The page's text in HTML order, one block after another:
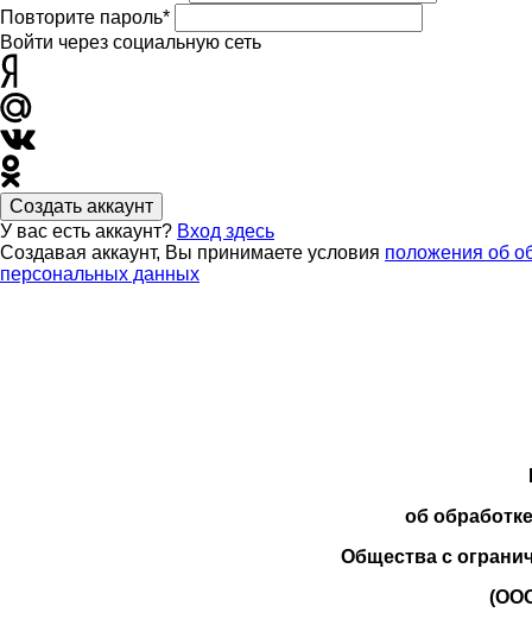
Повторите пароль*
Войти через социальную сеть
Создать аккаунт
У вас есть аккаунт? Вход здесь
Создавая аккаунт, Вы принимаете условия положения об
персональных данных
об
Общества с